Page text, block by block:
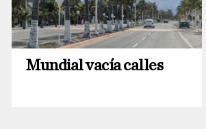
Mundial vacía calles